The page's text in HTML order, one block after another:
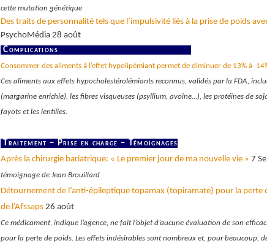
cette mutation génétique
Des traits de personnalité tels que l’impulsivité liés à la prise de poids
PsychoMédia 28 août
Complications
Consommer des aliments à l’effet hypolipémiant permet de diminuer de 13% à
Ces aliments aux effets hypocholestérolémiants reconnus, validés par la FDA,
(margarine enrichie), les fibres visqueuses (psyllium, avoine…), les protéines de
fayots et les lentilles.
Traitement – Prise en charge – Témoignages
Après la chirurgie bariatrique: « Le premier jour de ma nouvelle vie » 7
témoignage de Jean Brouillard
Détournement de l’anti-épileptique topamax (topiramate) pour la perte
de l’Afssaps26 août
Ce médicament, indique l’agence, ne fait l’objet d’aucune évaluation de son
pour la perte de poids. Les effets indésirables sont nombreux et, pour beaucoup,